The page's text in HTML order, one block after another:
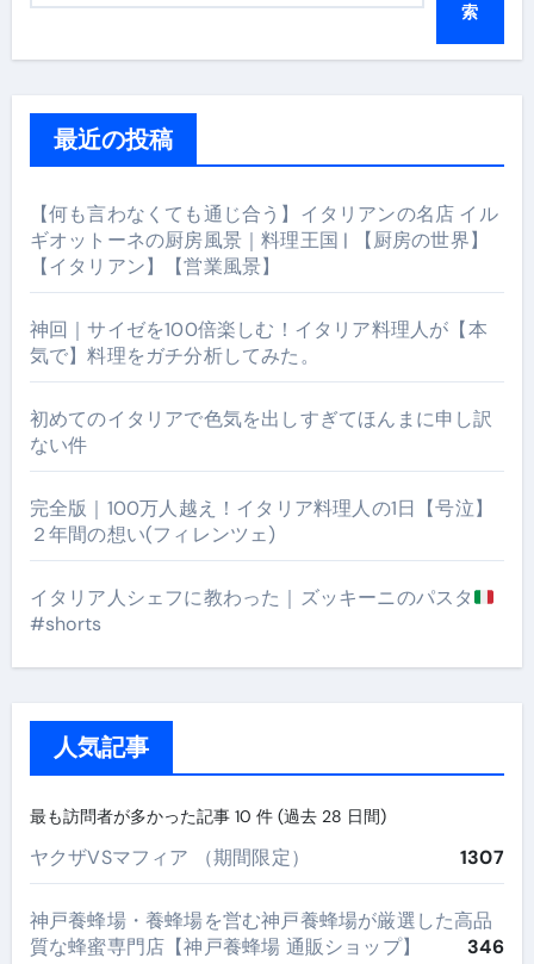
索
最近の投稿
【何も言わなくても通じ合う】イタリアンの名店 イル
ギオットーネの厨房風景｜料理王国 | 【厨房の世界】
【イタリアン】【営業風景】
神回｜サイゼを100倍楽しむ！イタリア料理人が【本
気で】料理をガチ分析してみた。
初めてのイタリアで色気を出しすぎてほんまに申し訳
ない件
完全版｜100万人越え！イタリア料理人の1日【号泣】
２年間の想い(フィレンツェ)
イタリア人シェフに教わった｜ズッキーニのパスタ
#shorts
人気記事
最も訪問者が多かった記事 10 件 (過去 28 日間)
ヤクザVSマフィア （期間限定） 1307
神戸養蜂場・養蜂場を営む神戸養蜂場が厳選した高品
質な蜂蜜専門店【神戸養蜂場 通販ショップ】
346